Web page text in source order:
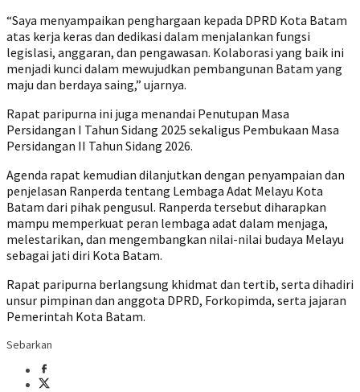
“Saya menyampaikan penghargaan kepada DPRD Kota Batam
atas kerja keras dan dedikasi dalam menjalankan fungsi
legislasi, anggaran, dan pengawasan. Kolaborasi yang baik ini
menjadi kunci dalam mewujudkan pembangunan Batam yang
maju dan berdaya saing,” ujarnya.
Rapat paripurna ini juga menandai Penutupan Masa
Persidangan I Tahun Sidang 2025 sekaligus Pembukaan Masa
Persidangan II Tahun Sidang 2026.
Agenda rapat kemudian dilanjutkan dengan penyampaian dan
penjelasan Ranperda tentang Lembaga Adat Melayu Kota
Batam dari pihak pengusul. Ranperda tersebut diharapkan
mampu memperkuat peran lembaga adat dalam menjaga,
melestarikan, dan mengembangkan nilai-nilai budaya Melayu
sebagai jati diri Kota Batam.
Rapat paripurna berlangsung khidmat dan tertib, serta dihadiri
unsur pimpinan dan anggota DPRD, Forkopimda, serta jajaran
Pemerintah Kota Batam.
Sebarkan